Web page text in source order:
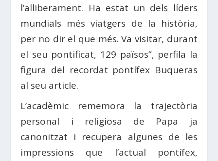
l’alliberament. Ha estat un dels líders
mundials més viatgers de la història,
per no dir el que més. Va visitar, durant
el seu pontificat, 129 països”, perfila la
figura del recordat pontífex Buqueras
al seu article.
L’acadèmic rememora la trajectòria
personal i religiosa de Papa ja
canonitzat i recupera algunes de les
impressions que l’actual pontífex,